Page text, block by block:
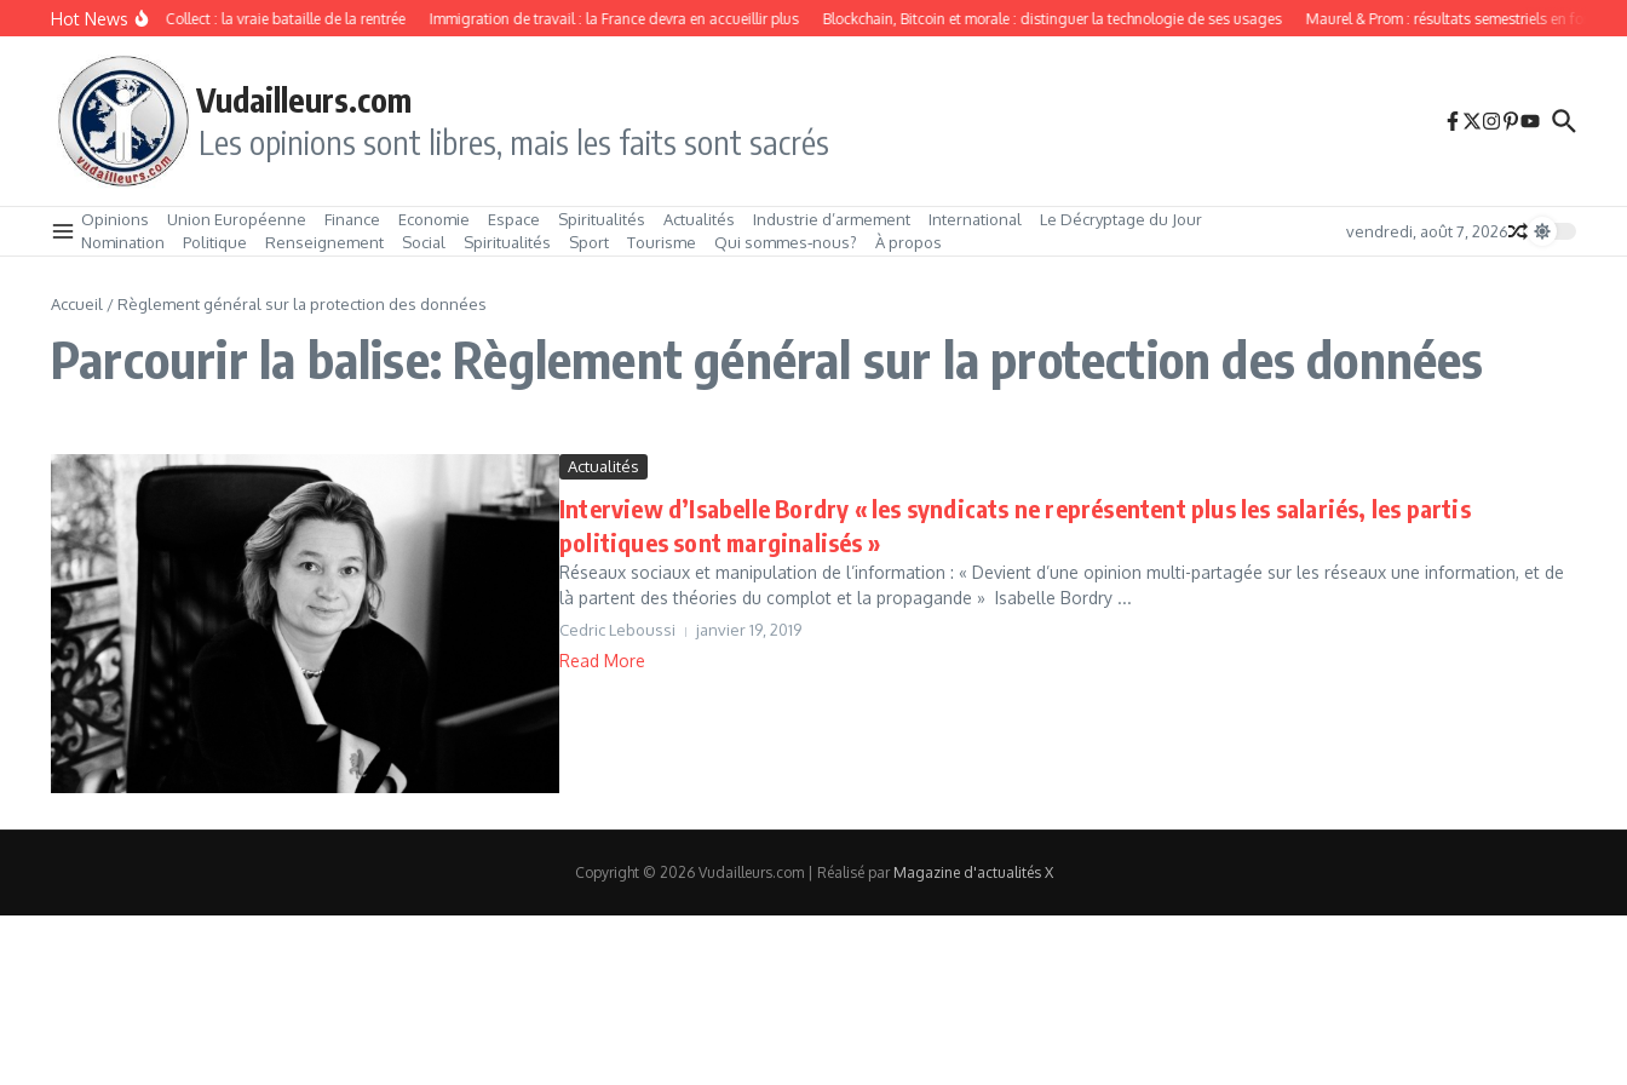
Aller au contenu
Hot News
Drive ou Click & Collect : la vraie bataille de la rentrée Immigration de travail : la France devra en accueillir plus Blockchain, Bitcoin et morale : distinguer la technologie de ses usages Maurel & Prom : résultats semestriels en forte
Vudailleurs.com
Les opinions sont libres, mais les faits sont sacrés
Opinions Union Européenne Finance Economie Espace Spiritualités Actualités Industrie d’armement International
Le Décryptage du Jour
Nomination
Politique Renseignement Social Spiritualités Sport Tourisme Qui sommes‑nous? À propos
vendredi, août 7, 2026
Accueil / Règlement général sur la protection des données
Parcourir la balise: Règlement général sur la protection des données
Actualités
Interview d’Isabelle Bordry « les syndicats ne représentent plus les salariés, les partis
politiques sont marginalisés »
Réseaux sociaux et manipulation de l’information : « Devient d’une opinion multi-partagée sur les réseaux une information, et de
là partent des théories du complot et la propagande » Isabelle Bordry ...
Cedric Leboussi janvier 19, 2019
Read More
Copyright © 2026 Vudailleurs.com | Réalisé par Magazine d'actualités X